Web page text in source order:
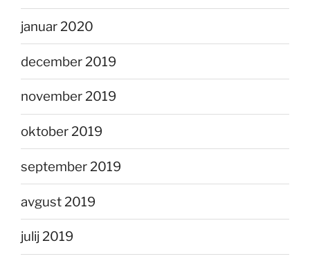
januar 2020
december 2019
november 2019
oktober 2019
september 2019
avgust 2019
julij 2019